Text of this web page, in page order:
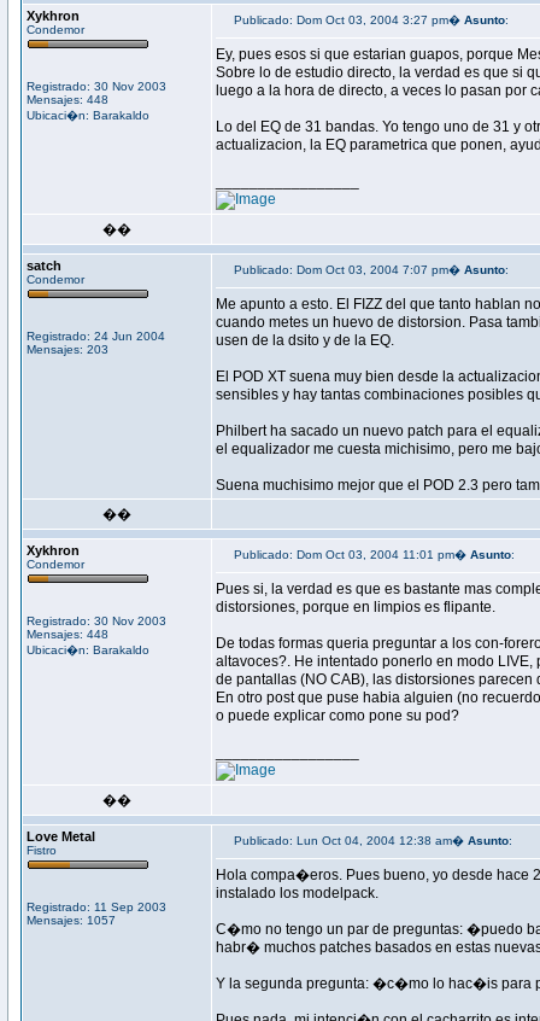
Xykhron
Condemor
Registrado: 30 Nov 2003
Mensajes: 448
Ubicaci�n: Barakaldo
Publicado: Dom Oct 03, 2004 3:27 pm� Asunto:
Ey, pues esos si que estarian guapos, porque
Sobre lo de estudio directo, la verdad es que si
luego a la hora de directo, a veces lo pasan por
Lo del EQ de 31 bandas. Yo tengo uno de 31 y
actualizacion, la EQ parametrica que ponen,
��
satch
Condemor
Registrado: 24 Jun 2004
Mensajes: 203
Publicado: Dom Oct 03, 2004 7:07 pm� Asunto:
Me apunto a esto. El FIZZ del que tanto hablan
cuando metes un huevo de distorsion. Pasa
usen de la dsito y de la EQ.
El POD XT suena muy bien desde la
sensibles y hay tantas combinaciones posibles
Philbert ha sacado un nuevo patch para el
el equalizador me cuesta michisimo, pero me
Suena muchisimo mejor que el POD 2.3 pero
��
Xykhron
Condemor
Registrado: 30 Nov 2003
Mensajes: 448
Ubicaci�n: Barakaldo
Publicado: Dom Oct 03, 2004 11:01 pm� Asunto:
Pues si, la verdad es que es bastante mas
distorsiones, porque en limpios es flipante.
De todas formas queria preguntar a los con-
altavoces?. He intentado ponerlo en modo
de pantallas (NO CAB), las distorsiones parecen
En otro post que puse habia alguien (no
o puede explicar como pone su pod?
��
Love Metal
Fistro
Registrado: 11 Sep 2003
Mensajes: 1057
Publicado: Lun Oct 04, 2004 12:38 am� Asunto:
Hola compa�eros. Pues bueno, yo desde hace
instalado los modelpack.
C�mo no tengo un par de preguntas: �puedo
habr� muchos patches basados en estas
Y la segunda pregunta: �c�mo lo hac�is para